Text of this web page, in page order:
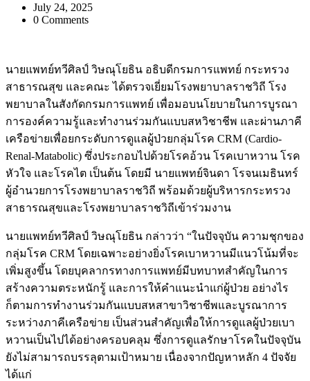
July 24, 2025
0 Comments
นายแพทย์ทวีศิลป์ วิษณุโยธิน อธิบดีกรมการแพทย์ กระทรวง
สาธารณสุข และคณะ ได้ตรวจเยี่ยมโรงพยาบาลราชวิถี โรง
พยาบาลในสังกัดกรมการแพทย์ เพื่อมอบนโยบายในการบูรณา
การองค์ความรู้และทำงานร่วมกันแบบสหวิชาชีพ และผ่านภาคี
เครือข่ายเพื่อยกระดับการดูแลผู้ป่วยกลุ่มโรค CRM (Cardio-
Renal-Matabolic) ซึ่งประกอบไปด้วยโรคอ้วน โรคเบาหวาน โรค
หัวใจ และโรคไต เป็นต้น โดยมี นายแพทย์จินดา โรจนเมธินทร์
ผู้อำนวยการโรงพยาบาลราชวิถี พร้อมด้วยผู้บริหารกระทรวง
สาธารณสุขและโรงพยาบาลราชวิถีเข้าร่วมงาน
นายแพทย์ทวีศิลป์ วิษณุโยธิน กล่าวว่า “ในปัจจุบัน ความชุกของ
กลุ่มโรค CRM โดยเฉพาะอย่างยิ่งโรคเบาหวานมีแนวโน้มที่จะ
เพิ่มสูงขึ้น โดยบุคลากรทางการแพทย์มีบทบาทสำคัญในการ
สร้างความตระหนักรู้ และการให้คำแนะนำแก่ผู้ป่วย อย่างไร
ก็ตามการทำงานร่วมกันแบบสหสาขาวิชาชีพและบูรณาการ
ระหว่างภาคีเครือข่าย เป็นส่วนสำคัญเพื่อให้การดูแลผู้ป่วยเบา
หวานเป็นไปได้อย่างครอบคลุม ซึ่งการดูแลรักษาโรคในปัจจุบัน
ยังไม่สามารถบรรลุตามเป้าหมาย เนื่องจากปัญหาหลัก 4 ปัจจัย
ได้แก่